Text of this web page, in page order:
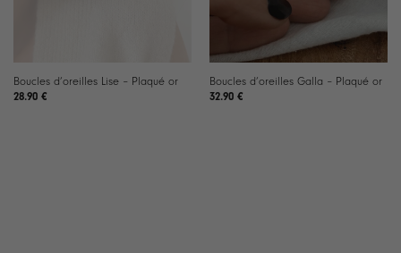
Boucles d’oreilles Lise – Plaqué or
28.90 €
Boucles d’oreilles Galla – Plaqué or
32.90 €